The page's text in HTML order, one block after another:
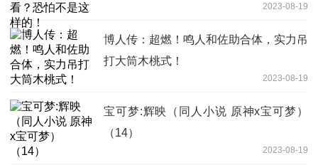
2023-08-19
博人传：超燃！鸣人和佐助合体，实力吊
打大筒木桃式！
2023-08-19
宝可梦:辉映（同人小说 原神x宝可梦）
（14）
2023-08-19